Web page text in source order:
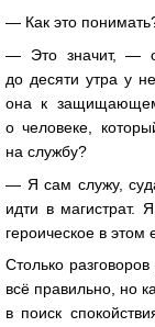
— Как это
— Это значит, —
до десяти утра у
она к
о человеке,
на службу?
— Я сам служу,
идти в магистрат.
героическое в этом
Столько
всё правильно, но
в поиск